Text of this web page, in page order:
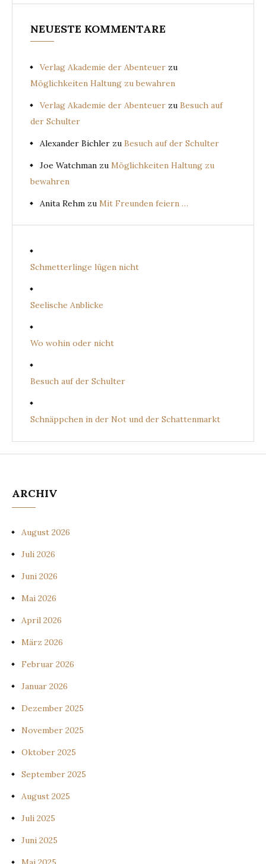
NEUESTE KOMMENTARE
Verlag Akademie der Abenteuer zu
Möglichkeiten Haltung zu bewahren
Verlag Akademie der Abenteuer zu Besuch auf
der Schulter
Alexander Bichler zu Besuch auf der Schulter
Joe Watchman zu Möglichkeiten Haltung zu
bewahren
Anita Rehm zu Mit Freunden feiern …
Schmetterlinge lügen nicht
Seelische Anblicke
Wo wohin oder nicht
Besuch auf der Schulter
Schnäppchen in der Not und der Schattenmarkt
ARCHIV
August 2026
Juli 2026
Juni 2026
Mai 2026
April 2026
März 2026
Februar 2026
Januar 2026
Dezember 2025
November 2025
Oktober 2025
September 2025
August 2025
Juli 2025
Juni 2025